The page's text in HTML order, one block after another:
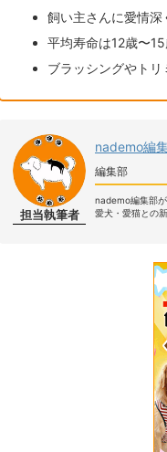
飼い主さんに愛情
平均寿命は12歳〜
ブラッシングやト
担当執筆者
nademo編
編集部
nademo編集部が
愛犬・愛猫との